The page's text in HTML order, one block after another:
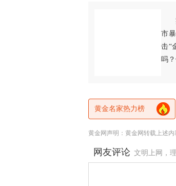
市
击“
吗
黄金名家热力榜
黄金网声明：黄金网转载上述
网友评论 文明上网，